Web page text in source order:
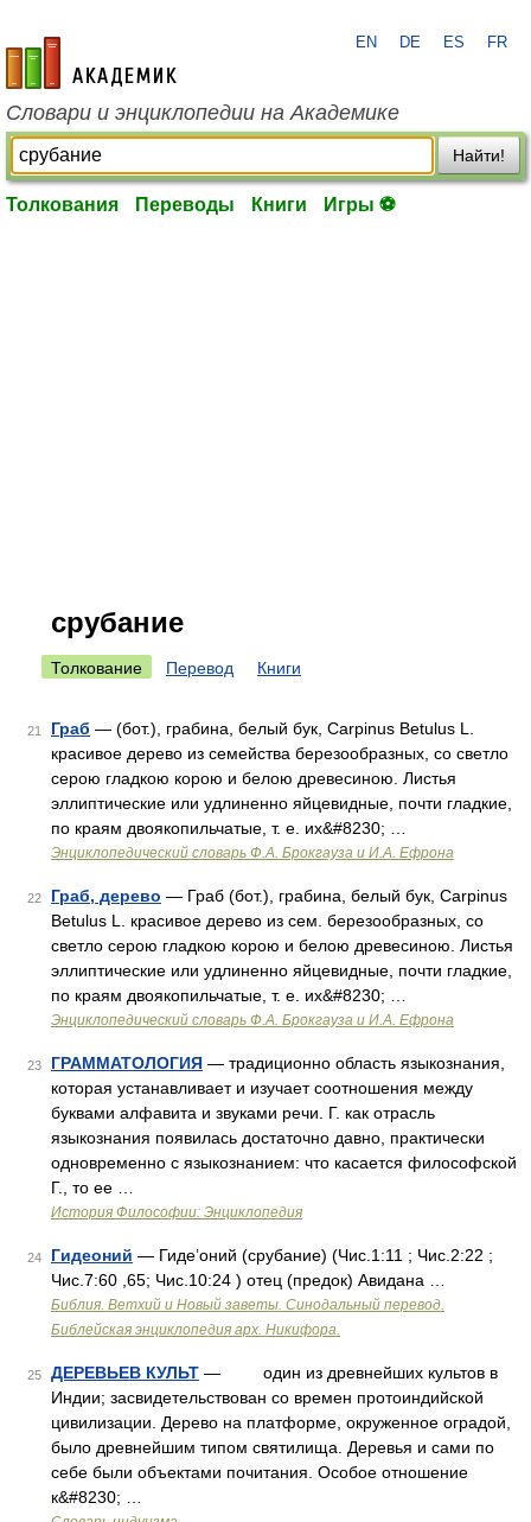
academic.ru
EN DE ES FR
Словари и энциклопедии на Академике
Найти!
Толкования Переводы Книги Игры ⚽
срубание
Толкование Перевод Книги
21 Граб — (бот.), грабина, белый бук, Carpinus Betulus L.
красивое дерево из семейства березообразных, со светло
серою гладкою корою и белою древесиною. Листья
эллиптические или удлиненно яйцевидные, почти гладкие,
по краям двоякопильчатые, т. е. их&#8230; …
Энциклопедический словарь Ф.А. Брокгауза и И.А. Ефрона
22 Граб, дерево — Граб (бот.), грабина, белый бук, Carpinus
Betulus L. красивое дерево из сем. березообразных, со
светло серою гладкою корою и белою древесиною. Листья
эллиптические или удлиненно яйцевидные, почти гладкие,
по краям двоякопильчатые, т. е. их&#8230; …
Энциклопедический словарь Ф.А. Брокгауза и И.А. Ефрона
23 ГРАММАТОЛОГИЯ — традиционно область языкознания,
которая устанавливает и изучает соотношения между
буквами алфавита и звуками речи. Г. как отрасль
языкознания появилась достаточно давно, практически
одновременно с языкознанием: что касается философской
Г., то ее …
История Философии: Энциклопедия
24 Гидеоний — Гиде’оний (срубание) (Чис.1:11 ; Чис.2:22 ;
Чис.7:60 ,65; Чис.10:24 ) отец (предок) Авидана …
Библия. Ветхий и Новый заветы. Синодальный перевод.
Библейская энциклопедия арх. Никифора.
25 ДЕРЕВЬЕВ КУЛЬТ — один из древнейших культов в
Индии; засвидетельствован со времен протоиндийской
цивилизации. Дерево на платформе, окруженное оградой,
было древнейшим типом святилища. Деревья и сами по
себе были объектами почитания. Особое отношение
к&#8230; …